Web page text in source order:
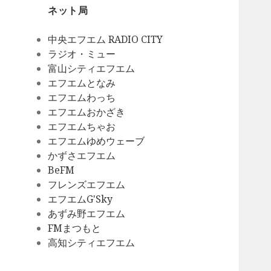
ネット局
中央エフエム RADIO CITY
ラジオ・ミュー
富山シティエフエム
エフエムとなみ
エフエムわっち
エフエムおかざき
エフエムちゃお
エフエムゆめウェーブ
かずさエフエム
BeFM
フレンズエフエム
エフエムG'Sky
あずみ野エフエム
FMまつもと
高知シティエフエム